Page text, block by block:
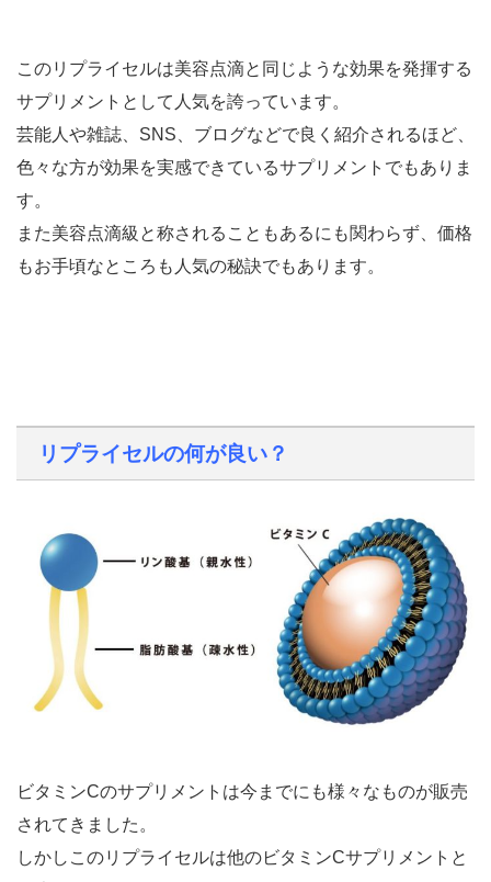
このリプライセルは美容点滴と同じような効果を発揮する
サプリメントとして人気を誇っています。
芸能人や雑誌、SNS、ブログなどで良く紹介されるほど、
色々な方が効果を実感できているサプリメントでもありま
す。
また美容点滴級と称されることもあるにも関わらず、価格
もお手頃なところも人気の秘訣でもあります。
リプライセルの何が良い？
ビタミンCのサプリメントは今までにも様々なものが販売
されてきました。
しかしこのリプライセルは他のビタミンCサプリメントと